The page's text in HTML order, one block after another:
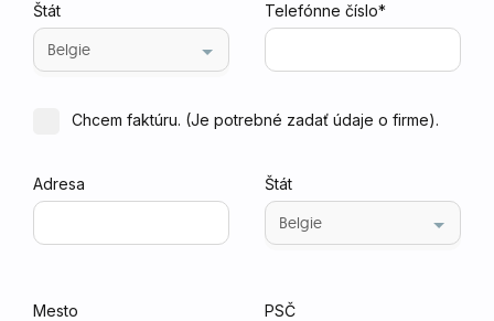
Štát Telefónne číslo*
Chcem faktúru. (Je potrebné zadať údaje o firme).
Adresa Štát
Mesto PSČ